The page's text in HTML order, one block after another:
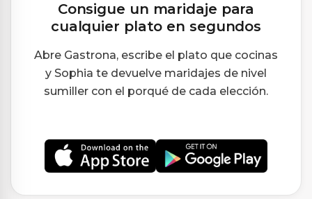
Consigue un maridaje para
cualquier plato en segundos
Abre Gastrona, escribe el plato que cocinas
y Sophia te devuelve maridajes de nivel
sumiller con el porqué de cada elección.